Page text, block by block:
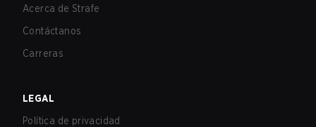
Acerca de Strafe
Contáctanos
Carreras
LEGAL
Política de privacidad